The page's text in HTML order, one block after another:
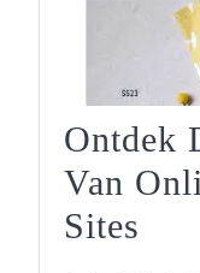
Ontdek
Van
Sites